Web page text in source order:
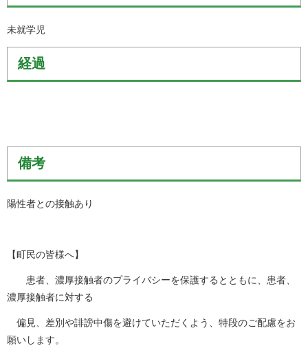
未就学児
経過
備考
陽性者との接触あり
【町民の皆様へ】
患者、濃厚接触者のプライバシーを保護するとともに、患者、
濃厚接触者に対する
偏見、差別や誹謗中傷を避けていただくよう、特段のご配慮をお
願いします。